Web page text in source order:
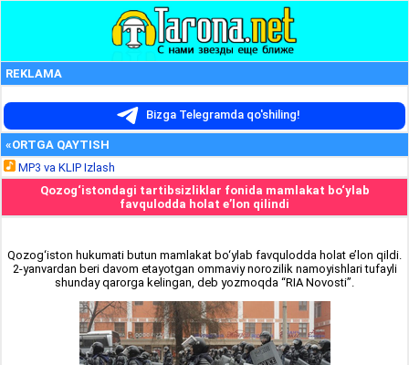
REKLAMA
Bizga Telegramda qo'shiling!
«ORTGA QAYTISH
MP3 va KLIP Izlash
Qozog‘istondagi tartibsizliklar fonida mamlakat bo‘ylab
favqulodda holat e’lon qilindi
Qozog‘iston hukumati butun mamlakat bo‘ylab favqulodda holat e’lon qildi.
2-yanvardan beri davom etayotgan ommaviy norozilik namoyishlari tufayli
shunday qarorga kelingan, deb yozmoqda “RIA Novosti”.